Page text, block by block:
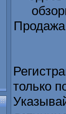
только